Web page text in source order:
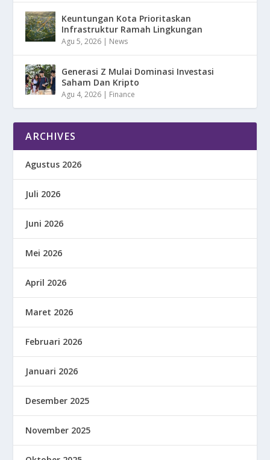
Keuntungan Kota Prioritaskan
Infrastruktur Ramah Lingkungan
Agu 5, 2026 | News
Generasi Z Mulai Dominasi Investasi
Saham Dan Kripto
Agu 4, 2026 | Finance
ARCHIVES
Agustus 2026
Juli 2026
Juni 2026
Mei 2026
April 2026
Maret 2026
Februari 2026
Januari 2026
Desember 2025
November 2025